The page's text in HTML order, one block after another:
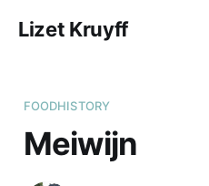
Lizet Kruyff
FOODHISTORY
Meiwijn